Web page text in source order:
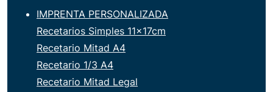
IMPRENTA PERSONALIZADA
Recetarios Simples 11x17cm
Recetario Mitad A4
Recetario 1/3 A4
Recetario Mitad Legal